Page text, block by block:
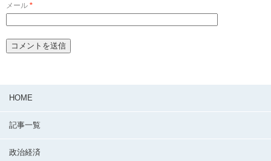
メール *
HOME
記事一覧
政治経済